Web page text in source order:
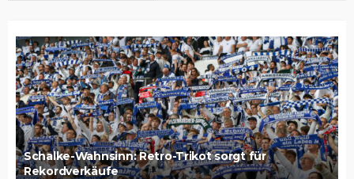
Schalke-Wahnsinn: Retro-Trikot sorgt für
Rekordverkäufe